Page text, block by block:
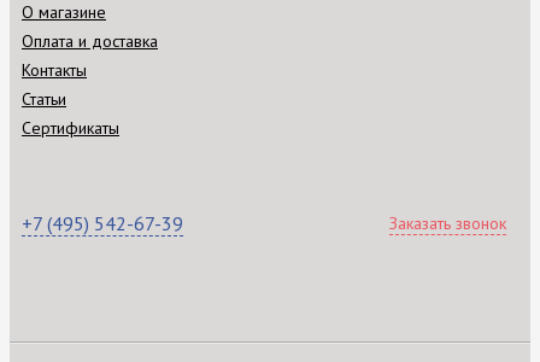
О магазине
Оплата и доставка
Контакты
Статьи
Сертификаты
+7 (495) 542-67-39 Заказать звонок